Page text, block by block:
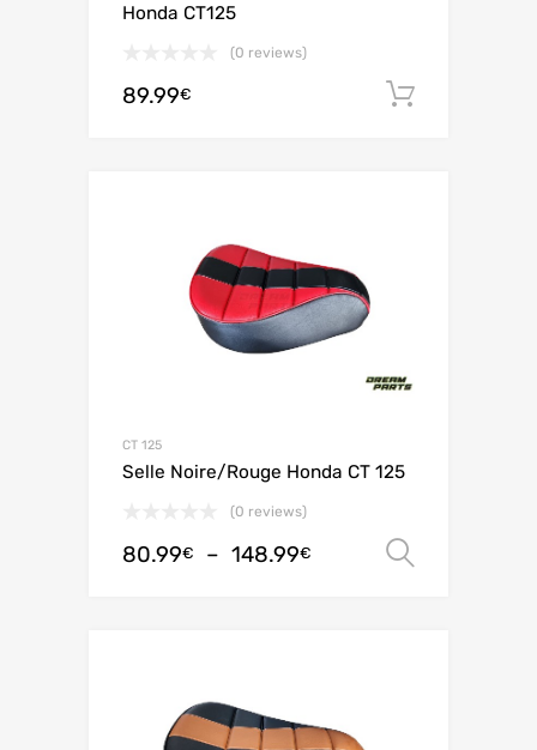
Honda CT125
(0 reviews)
89.99€
CT 125
Selle Noire/Rouge Honda CT 125
(0 reviews)
80.99€ – 148.99€